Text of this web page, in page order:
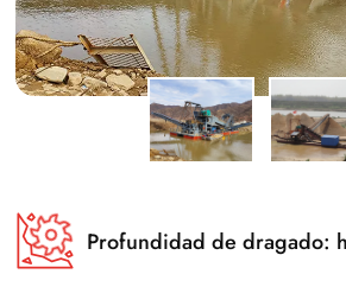
Profundidad de dragado: